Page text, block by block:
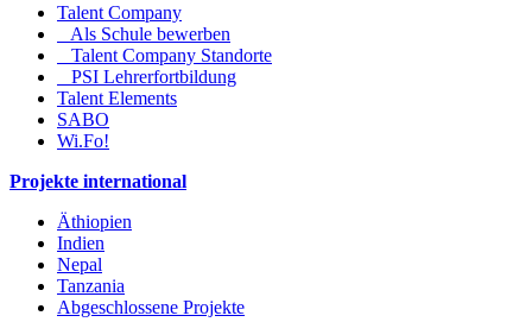
Talent Company
Als Schule bewerben
Talent Company Standorte
PSI Lehrerfortbildung
Talent Elements
SABO
Wi.Fo!
Projekte international
Äthiopien
Indien
Nepal
Tanzania
Abgeschlossene Projekte